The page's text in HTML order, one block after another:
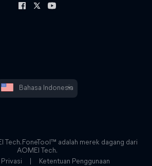
Bahasa Indonesia
FoneTool™ adalah merek dagang dari
AOMEI Tech.
Privasi
Ketentuan Penggunaan